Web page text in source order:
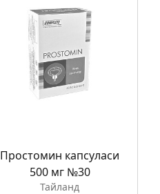
Простомин капсуласи
500 мг №30
Тайланд